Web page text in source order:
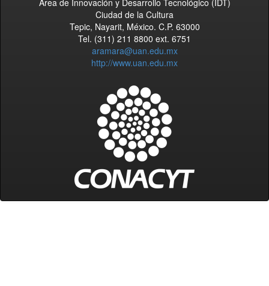
Ciudad de la Cultura
Tepic, Nayarit, México. C.P. 63000
Tel. (311) 211 8800 ext. 6751
aramara@uan.edu.mx
http://www.uan.edu.mx